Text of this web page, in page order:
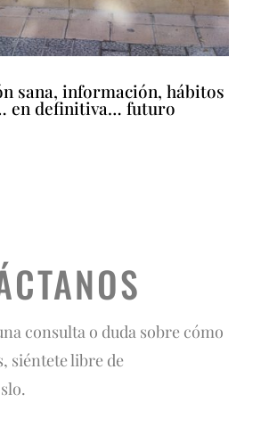
sana, información, hábitos
en definitiva… futuro
consulta o duda sobre cómo
siéntete libre de